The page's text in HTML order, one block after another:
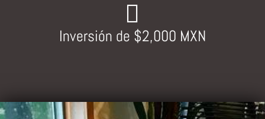

Inversión de $2,000 MXN